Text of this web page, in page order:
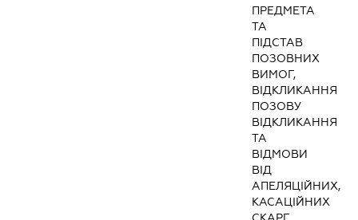
ПРЕДМЕТА
ТА
ПІДСТАВ
ПОЗОВНИХ
ВИМОГ,
ВІДКЛИКАННЯ
ПОЗОВУ
ВІДКЛИКАННЯ
ТА
ВІДМОВИ
ВІД
АПЕЛЯЦІЙНИХ,
КАСАЦІЙНИХ
СКАРГ